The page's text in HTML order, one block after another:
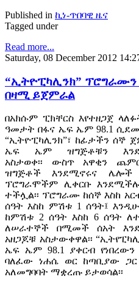
Published in ኪነ-ጥበባዊ ዜና
Tagged under
Read more...
Saturday, 08 December 2012
“ኢትዮፒካሊንክ” ፕሮግራሙን
በዛሚ ይጀምራል
በአክሱም ፒክቸርስ እየተዘጋጀ
ዓመታት በፋና ኤፍ ኤም 98.1
“ኢትዮፒካሊንክ”፣ ከፊታችን ሰኞ
ኤፍ ኤም ዝግጅቶቹን
አስታወቀ፡፡ ውስጥ አዋቂን
ዝግጅቶች እንደሚኖሩና
ፕሮግራሞችም ሊቀርቡ
ተችሏል፡፡ ፕሮግራሙ ከሰኞ እስከ
ሰዓት እስከ ምሽቱ 1 ሰዓት፤
ከምሽቱ 2 ሰዓት እስከ 6 ሰዓት
ለሠራተኞች በሚመች ሰአት
አዘጋጆቹ አስታውቀዋል፡፡
ኤፍ ኤም 98.1 ያቀርብ
ባለፈው ነሐሴ ወር ከጣቢያው ጋር
አለመግባባት ማቋረጡ ይታወሳል፡፡